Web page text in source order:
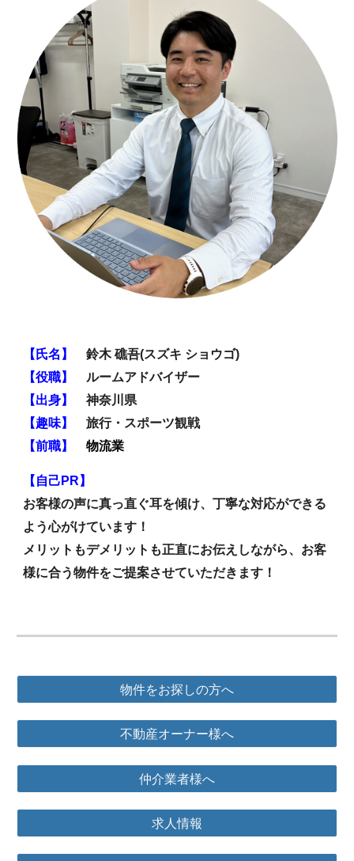
【氏名】 鈴木 礁吾(スズキ ショウゴ)
【役職】
ルームアドバイザー
【出身】
神奈川 県
【趣味】
旅行・スポーツ観戦
【前職】物流業
【自己PR】
お客様の声に真っ直ぐ耳を傾け、丁寧な対応ができる
よう心がけています！
メリットもデメリットも正直にお伝えしながら、お客
様に合う物件をご提案させていただきます！
物件をお探しの方へ
不動産オーナー様へ
仲介業者様へ
求人情報